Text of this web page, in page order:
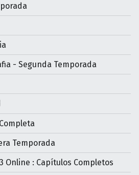
- Segunda Temporada
Temporada
Online : Capítulos Completos